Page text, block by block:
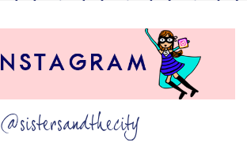
@sistersandthecity